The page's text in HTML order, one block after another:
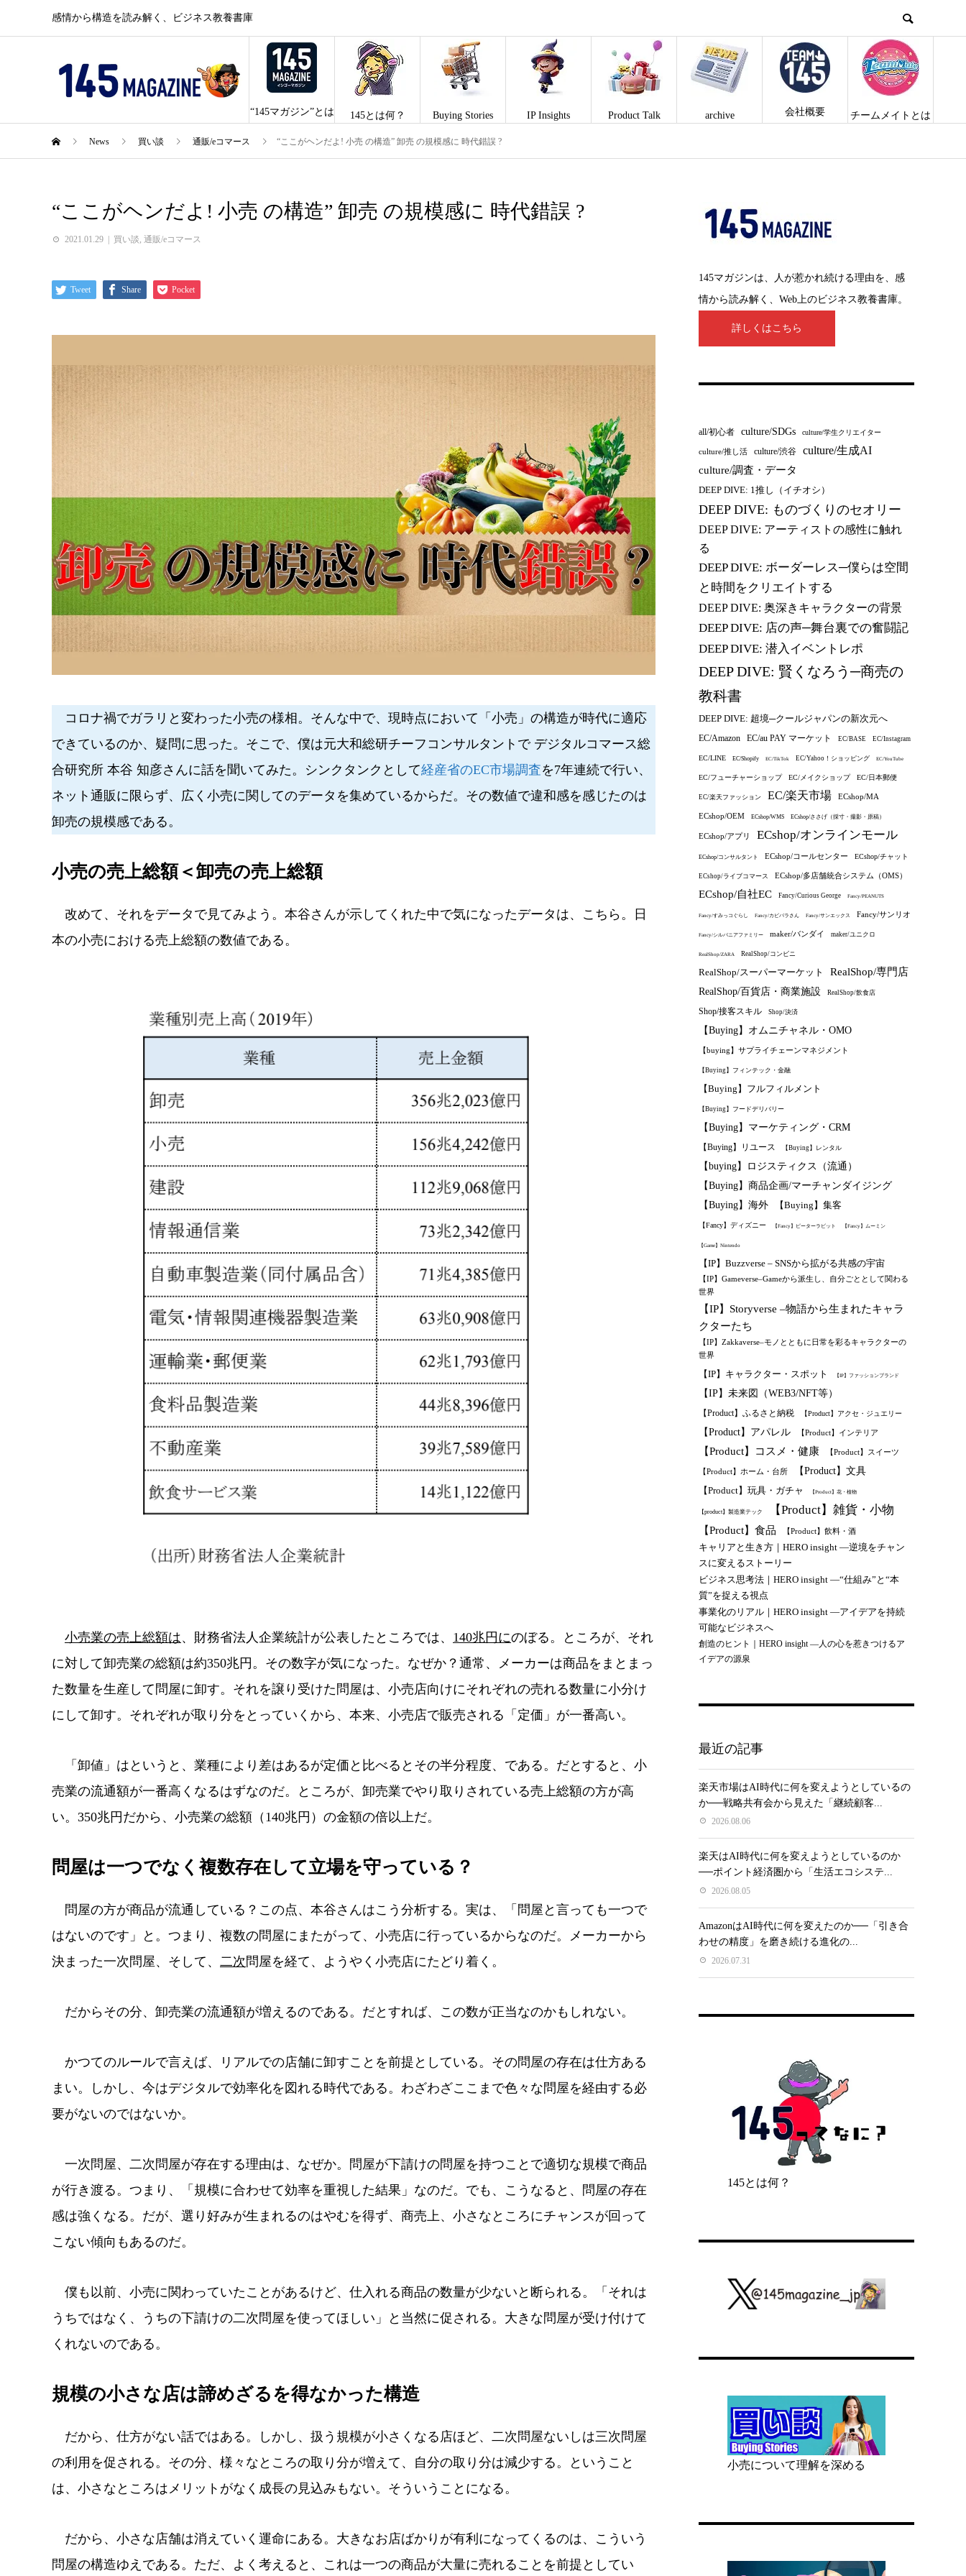
感情から構造を読み解く、ビジネス教養書庫
“145マガジン”とは 145とは何？ Buying Stories IP Insights Product Talk archive 会社概要 チームメイトとは
News 買い談 通販/eコマース “ここがヘンだよ! 小売 の構造” 卸売 の規模感に 時代錯誤 ?
“ここがヘンだよ! 小売 の構造” 卸売 の規模感に 時代錯誤 ?
2021.01.29 買い談, 通販/eコマース
Tweet Share Pocket
コロナ禍でガラリと変わった小売の様相。そんな中で、現時点において「小売」の構造が時代に適応
できているのか、疑問に思った。そこで、僕は元大和総研チーフコンサルタントで デジタルコマース総
合研究所 本谷 知彦さんに話を聞いてみた。シンクタンクとして経産省のEC市場調査を7年連続で行い、
ネット通販に限らず、広く小売に関してのデータを集めているからだ。その数値で違和感を感じたのは
卸売の規模感である。
小売の売上総額＜卸売の売上総額
改めて、それをデータで見てみよう。本谷さんが示してくれた中で気になったデータは、こちら。日
本の小売における売上総額の数値である。
小売業の売上総額は、財務省法人企業統計が公表したところでは、 140兆円にのぼる。ところが、それ
に対して卸売業の総額は約350兆円。その数字が気になった。なぜか？通常、メーカーは商品をまとまっ
た数量を生産して問屋に卸す。それを譲り受けた問屋は、小売店向けにそれぞれの売れる数量に小分け
にして卸す。それぞれが取り分をとっていくから、本来、小売店で販売される「定価」が一番高い。
「卸値」はというと、業種により差はあるが定価と比べるとその半分程度、である。だとすると、小
売業の流通額が一番高くなるはずなのだ。ところが、卸売業でやり取りされている売上総額の方が高
い。350兆円だから、小売業の総額（140兆円）の金額の倍以上だ。
問屋は一つでなく複数存在して立場を守っている？
問屋の方が商品が流通している？この点、本谷さんはこう分析する。実は、「問屋と言っても一つで
はないのです」と。つまり、複数の問屋にまたがって、小売店に行っているからなのだ。メーカーから
決まった一次問屋、そして、 二次 問屋を経て、ようやく小売店にたどり着く。
だからその分、卸売業の流通額が増えるのである。だとすれば、この数が正当なのかもしれない。
かつてのルールで言えば、リアルでの店舗に卸すことを前提としている。その問屋の存在は仕方ある
まい。しかし、今はデジタルで効率化を図れる時代である。わざわざここまで色々な問屋を経由する必
要がないのではないか。
一次問屋、二次問屋が存在する理由は、なぜか。問屋が下請けの問屋を持つことで適切な規模で商品
が行き渡る。つまり、「規模に合わせて効率を重視した結果」なのだ。でも、こうなると、問屋の存在
感は強くなる。だが、選り好みが生まれるのはやむを得ず、商売上、小さなところにチャンスが回って
こない傾向もあるのだ。
僕も以前、小売に関わっていたことがあるけど、仕入れる商品の数量が少ないと断られる。「それは
うちではなく、うちの下請けの二次問屋を使ってほしい」と当然に促される。大きな問屋が受け付けて
くれないのである。
規模の小さな店は諦めざるを得なかった構造
だから、仕方がない話ではある。しかし、扱う規模が小さくなる店ほど、二次問屋ないしは三次問屋
の利用を促される。その分、様々なところの取り分が増えて、自分の取り分は減少する。ということ
は、小さなところはメリットがなく成長の見込みもない。そういうことになる。
だから、小さな店舗は消えていく運命にある。大きなお店ばかりが有利になってくるのは、こういう
問屋の構造ゆえである。ただ、よく考えると、これは一つの商品が大量に売れることを前提としてい
145マガジンは、人が惹かれ続ける理由を、感
情から読み解く、Web上のビジネス教養書庫。
詳しくはこちら
all/初心者 culture/SDGs culture/学生クリエイター
culture/推し活 culture/渋谷 culture/生成AI
culture/調査・データ
DEEP DIVE: 1推し（イチオシ）
DEEP DIVE: ものづくりのセオリー
DEEP DIVE: アーティストの感性に触れ
る
DEEP DIVE: ボーダーレス─僕らは空間
と時間をクリエイトする
DEEP DIVE: 奥深きキャラクターの背景
DEEP DIVE: 店の声─舞台裏での奮闘記
DEEP DIVE: 潜入イベントレポ
DEEP DIVE: 賢くなろう─商売の
教科書
DEEP DIVE: 超境─クールジャパンの新次元へ
EC/Amazon EC/au PAY マーケット EC/BASE EC/Instagram
EC/LINE EC/Shopify EC/TikTok EC/Yahoo！ショッピング EC/YouTube
EC/フューチャーショップ EC/メイクショップ EC/日本郵便
EC/楽天ファッション EC/楽天市場 ECshop/MA
ECshop/OEM ECshop/WMS ECshop/ささげ（採寸・撮影・原稿）
ECshop/アプリ ECshop/オンラインモール
ECshop/コンサルタント ECshop/コールセンター ECshop/チャット
ECshop/ライブコマース ECshop/多店舗統合システム（OMS）
ECshop/自社EC Fancy/Curious George Fancy/PEANUTS
Fancy/すみっコぐらし Fancy/カピバラさん Fancy/サンエックス Fancy/サンリオ
Fancy/シルバニアファミリー maker/バンダイ maker/ユニクロ
RealShop/ZARA RealShop/コンビニ
RealShop/スーパーマーケット RealShop/専門店
RealShop/百貨店・商業施設 RealShop/飲食店
Shop/接客スキル Shop/決済
【Buying】オムニチャネル・OMO
【buying】サプライチェーンマネジメント
【Buying】フィンテック・金融
【Buying】フルフィルメント
【Buying】フードデリバリー
【Buying】マーケティング・CRM
【Buying】リユース 【Buying】レンタル
【buying】ロジスティクス（流通）
【Buying】商品企画/マーチャンダイジング
【Buying】海外
【Buying】集客
【Fancy】ディズニー 【Fancy】ピーターラビット 【Fancy】ムーミン
【Game】Nintendo
【IP】Buzzverse – SNSから拡がる共感の宇宙
【IP】Gameverse–Gameから派生し、自分ごととして関わる
世界
【IP】Storyverse –物語から生まれたキャラ
クターたち
【IP】Zakkaverse–モノとともに日常を彩るキャラクターの
世界
【IP】キャラクター・スポット 【IP】ファッションブランド
【IP】未来図（WEB3/NFT等）
【Product】ふるさと納税 【Product】アクセ・ジュエリー
【Product】アパレル 【Product】インテリア
【Product】コスメ・健康 【Product】スイーツ
【Product】ホーム・台所 【Product】文具
【Product】玩具・ガチャ 【Product】花・植物
【product】製造業テック 【Product】雑貨・小物
【Product】食品 【Product】飲料・酒
キャリアと生き方｜HERO insight —逆境をチャン
スに変えるストーリー
ビジネス思考法｜HERO insight —“仕組み”と“本
質”を捉える視点
事業化のリアル｜HERO insight —アイデアを持続
可能なビジネスへ
創造のヒント｜HERO insight —人の心を惹きつけるア
イデアの源泉
最近の記事
楽天市場はAI時代に何を変えようとしているの
か──戦略共有会から見えた「継続顧客...
2026.08.06
楽天はAI時代に何を変えようとしているのか
──ポイント経済圏から「生活エコシステ...
2026.08.05
AmazonはAI時代に何を変えたのか──「引き合
わせの精度」を磨き続ける進化の...
2026.07.31
145とは何？
小売について理解を深める